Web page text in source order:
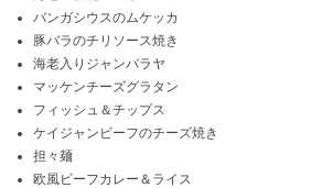
バンガシウスのムケッカ
豚バラのチリソース焼き
海老入りジャンバラヤ
マッケンチーズグラタン
フィッシュ＆チップス
ケイジャンビーフのチーズ焼き
担々麺
欧風ビーフカレー＆ライス